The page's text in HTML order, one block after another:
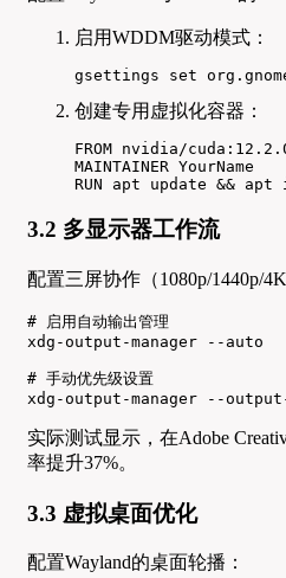
启用WDDM驱动模式：
gsettings set
创建专用虚拟化容器：
FROM nvidia/
MAINTAINER YourName
RUN apt update &&
3.2 多显示器工作流
配置三屏协作（1080p/1440p/4K
# 启用自动输出管理
xdg-output-manager --auto
# 手动优先级设置
xdg-output-manager --
实际测试显示，在Adobe
率提升37%。
3.3 虚拟桌面优化
配置Wayland的桌面轮播：